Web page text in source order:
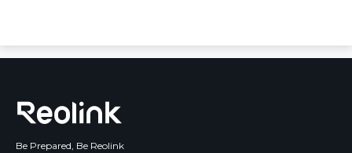
Be Prepared, Be Reolink